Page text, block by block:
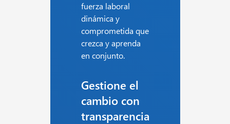
fuerza laboral
dinámica y
comprometida que
crezca y aprenda
en conjunto.
Gestione el
cambio con
transparencia